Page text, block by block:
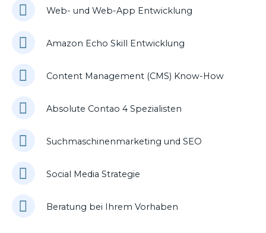
Web- und Web-App Entwicklung
Amazon Echo Skill Entwicklung
Content Management (CMS) Know-How
Absolute Contao 4 Spezialisten
Suchmaschinenmarketing und SEO
Social Media Strategie
Beratung bei Ihrem Vorhaben